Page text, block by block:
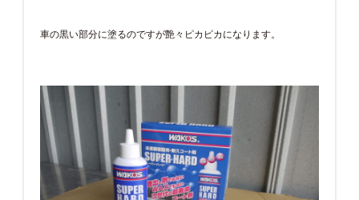
車の黒い部分に塗るのですが艶々ピカピカになります。